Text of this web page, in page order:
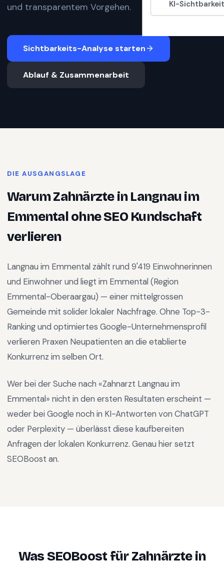
KI-
und transparentem Vorgehen.
Sichtbarkeits-Analyse starten
Ablauf & Zusammenarbeit
DIE AUSGANGSLAGE
WarumZahnärzteinLangnau im
Emmentalohne SEO Kundschaft
verlieren
Langnau im Emmental zählt rund 9'419 Einwohnerinnen
und Einwohner und liegt im Emmental (Region
Emmental-Oberaargau) — einer mittelgrossen
Gemeinde mit solider lokaler Nachfrage. Ohne Top-3-
Ranking und optimiertes Google-Unternehmensprofil
verlieren Praxen Neupatienten an die etablierte
Konkurrenz im selben Ort.
Wer bei der Suche nach «Zahnarzt Langnau im
Emmental» nicht in den ersten Resultaten erscheint —
weder bei Google noch in KI-Antworten von ChatGPT
oder Perplexity — überlässt diese kaufbereiten
Anfragen der lokalen Konkurrenz. Genau hier setzt
SEOBoost an.
Was SEOBoost fürZahnärztein